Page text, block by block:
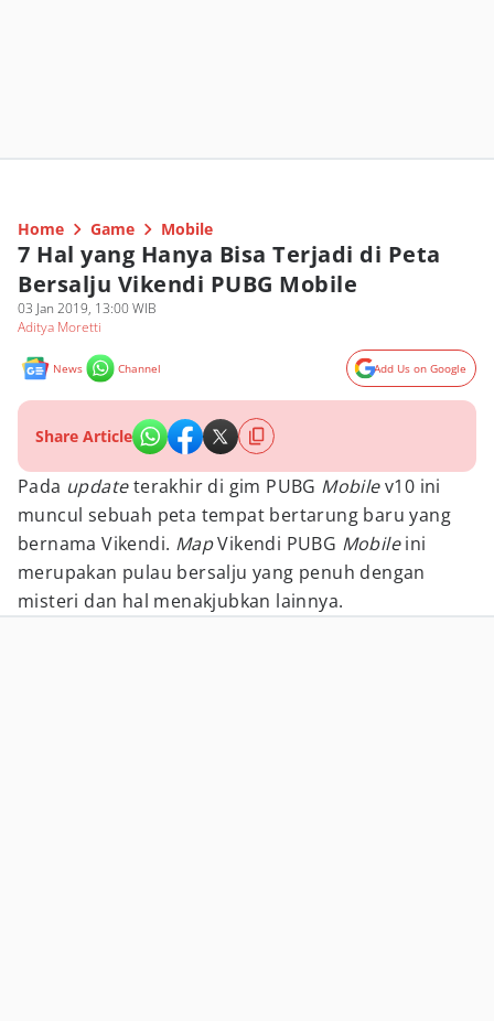
Home Game Mobile
7 Hal yang Hanya Bisa Terjadi di Peta
Bersalju Vikendi PUBG Mobile
03 Jan 2019, 13:00 WIB
Aditya Moretti
News Channel Add Us on Google
Share Article
Pada updateterakhir di gim PUBG Mobilev10 ini
muncul sebuah peta tempat bertarung baru yang
bernama Vikendi. MapVikendi PUBG Mobileini
merupakan pulau bersalju yang penuh dengan
misteri dan hal menakjubkan lainnya.